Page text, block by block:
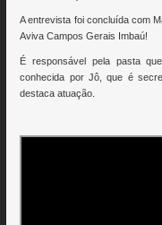
A entrevista foi concluída com
Aviva Campos Gerais Imbaú!
É responsável pela pasta
conhecida por Jô, que é
destaca atuação.